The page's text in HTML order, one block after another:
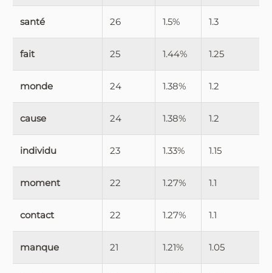
santé 26 1.5% 1.3
fait 25 1.44% 1.25
monde 24 1.38% 1.2
cause 24 1.38% 1.2
individu 23 1.33% 1.15
moment 22 1.27% 1.1
contact 22 1.27% 1.1
manque 21 1.21% 1.05